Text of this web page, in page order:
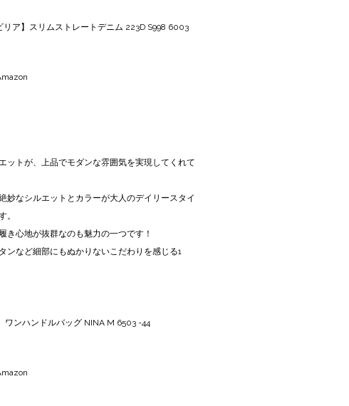
ア】スリムストレートデニム 223D S998 6003
ットが、上品でモダンな雰囲気を実現してくれて
妙なシルエットとカラーが大人のデイリースタイ
。
き心地が抜群なのも魅力の一つです！
ンなど細部にもぬかりないこだわりを感じる1
ワンハンドルバッグ NINA M 6503 -44